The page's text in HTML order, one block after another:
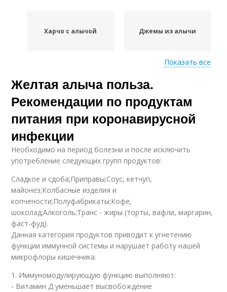
Харчо с алычой Джемы из алычи
Соус из алычи Алыча для печени
Алыча для здоровья
Показать все
Желтая алыча польза.
Рекомендации по продуктам
питания при коронавирусной
инфекции
Необходимо на период болезни и после исключить
употребление следующих групп продуктов:
Сладкое и сдоба;Приправы;Соус, кетчуп,
майонез;Колбасные изделия и
копчености;Полуфабрикаты;Кофе,
шоколад;Алкоголь;Транс - жиры (торты, вафли, маргарин,
фаст-фуд).
Данная категория продуктов приводит к угнетению
функции иммунной системы и нарушает работу нашей
микрофлоры кишечника.
1. Иммуномодулирующую функцию выполняют:
- Витамин Д уменьшает высвобождение